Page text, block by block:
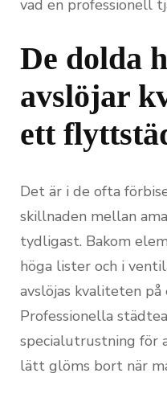
vad en professionell
De dolda
avslöjar
ett
Det är i de ofta
skillnaden mellan
tydligast. Bakom
höga lister och i
avslöjas kvaliteten
Professionella
specialutrustning för
lätt glöms bort när